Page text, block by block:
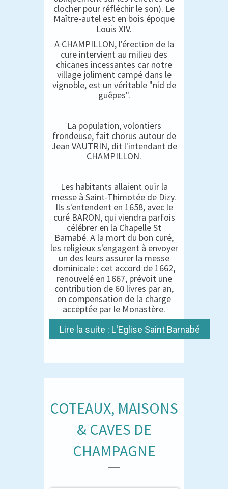
clocher pour réfléchir le son). Le
Maître-autel est en bois époque
Louis XIV.
A CHAMPILLON, l'érection de la
cure intervient au milieu des
chicanes incessantes car notre
village joliment campé dans le
vignoble, est un véritable "nid de
guêpes".
La population, volontiers
frondeuse, fait chorus autour de
Jean VAUTRIN, dit l'intendant de
CHAMPILLON.
Les habitants allaient ouïr la
messe à Saint-Thimotée de Dizy.
Ils s'entendent en 1658, avec le
curé BARON, qui viendra parfois
célébrer en la Chapelle St
Barnabé. A la mort du bon curé,
les religieux s'engagent à envoyer
un des leurs assurer la messe
dominicale : cet accord de 1662,
renouvelé en 1667, prévoit une
contribution de 60 livres par an,
en compensation de la charge
acceptée par le Monastère.
Lire la suite : L'Eglise Saint Barnabé
COTEAUX, MAISONS
& CAVES DE
CHAMPAGNE